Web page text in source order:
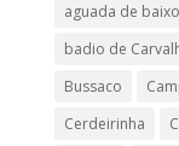
aguada de baixo
badio de
Bussaco
Cerdeirinha